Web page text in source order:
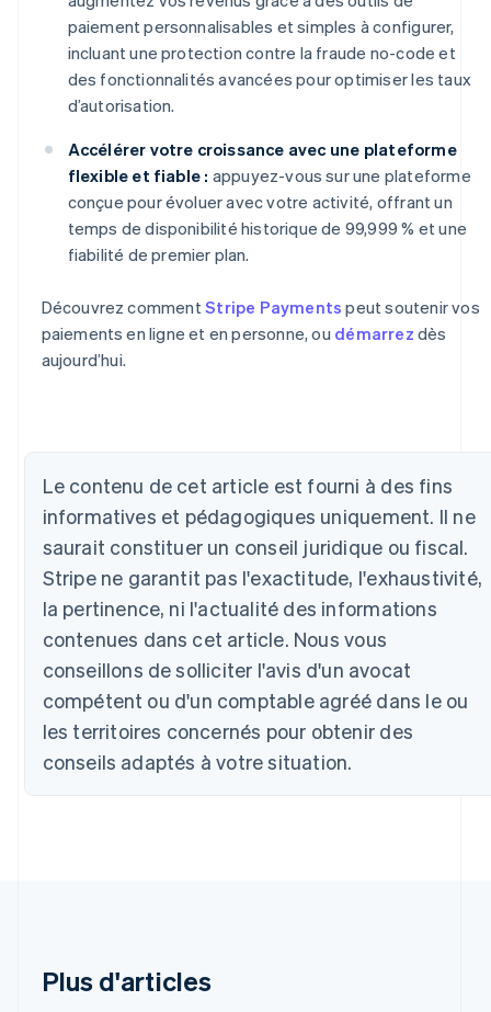
paiement personnalisables et simples à configurer,
incluant une protection contre la fraude no-code et
des fonctionnalités avancées pour optimiser les taux
d’autorisation.
Accélérer votre croissance avec une plateforme
flexible et fiable : appuyez-vous sur une plateforme
conçue pour évoluer avec votre activité, offrant un
temps de disponibilité historique de 99,999 % et une
fiabilité de premier plan.
Découvrez commentStripe Payments peut soutenir vos
paiements en ligne et en personne, ou démarrez dès
aujourd’hui.
Le contenu de cet article est fourni à des fins
informatives et pédagogiques uniquement. Il ne
saurait constituer un conseil juridique ou fiscal.
Stripe ne garantit pas l'exactitude, l'exhaustivité,
la pertinence, ni l'actualité des informations
contenues dans cet article. Nous vous
conseillons de solliciter l'avis d'un avocat
compétent ou d'un comptable agréé dans le ou
les territoires concernés pour obtenir des
conseils adaptés à votre situation.
Plus d'articles
Allemagne
Deutsch English
Australie
English
Autriche
Belgique
NederlandsFrançaisDeutschEnglish
Brésil
Português English
Bulgarie
English
Canada
English Français
Chine continentale
Espagne